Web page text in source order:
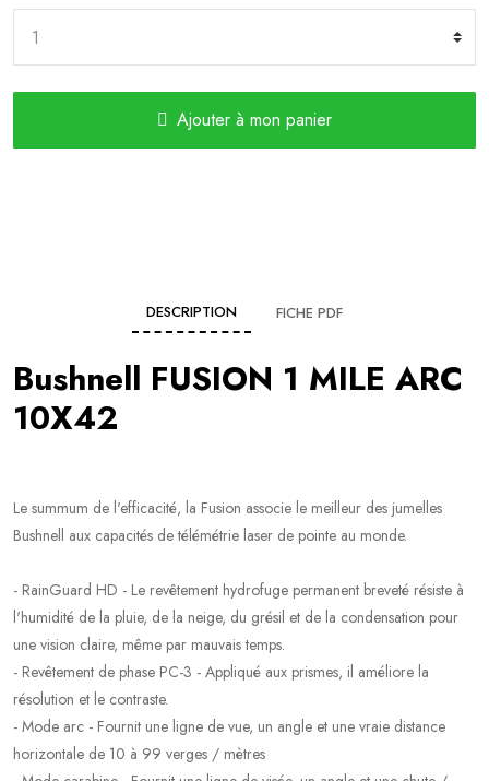
Ajouter à mon panier
DESCRIPTION FICHE PDF
Bushnell FUSION 1 MILE ARC
10X42
Le summum de l'efficacité, la Fusion associe le meilleur des jumelles
Bushnell aux capacités de télémétrie laser de pointe au monde.
- RainGuard HD - Le revêtement hydrofuge permanent breveté résiste à
l'humidité de la pluie, de la neige, du grésil et de la condensation pour
une vision claire, même par mauvais temps.
- Revêtement de phase PC-3 - Appliqué aux prismes, il améliore la
résolution et le contraste.
- Mode arc - Fournit une ligne de vue, un angle et une vraie distance
horizontale de 10 à 99 verges / mètres